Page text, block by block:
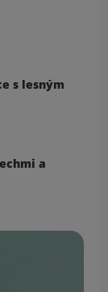
s lesným
a